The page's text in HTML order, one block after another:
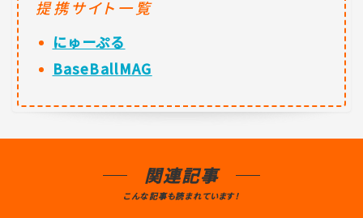
提携サイト一覧
にゅーぷる
BaseBallMAG
関連記事
こんな記事も読まれています！